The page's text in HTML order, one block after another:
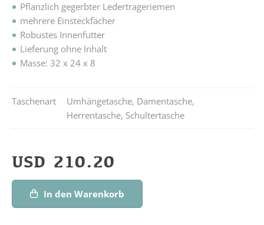
Pflanzlich gegerbter Ledertrageriemen
mehrere Einsteckfächer
Robustes Innenfutter
Lieferung ohne Inhalt
Masse: 32 x 24 x 8
Taschenart Umhängetasche, Damentasche,
Herrentasche, Schultertasche
USD 210.20
In den Warenkorb